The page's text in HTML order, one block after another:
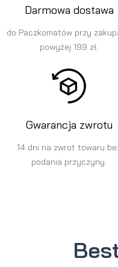
Darmowa dostawa
do Paczkomatów przy
powyżej 199 zł.
Gwarancja zwrotu
14 dni na zwrot towaru
podania przyczyny.